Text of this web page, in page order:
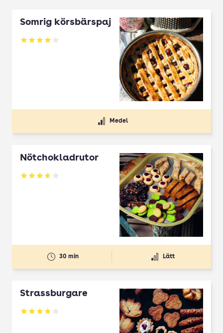
Somrig körsbärspaj
Betyg: 4 av 5
Medel
Nötchokladrutor
Betyg: 3.65 av 5
30 min Lätt
Strassburgare
Betyg: 3.78 av 5